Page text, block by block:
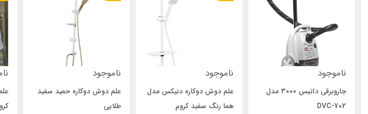
ناموجود
جاروبرقی داتیس 3000 مدل
DVC-702
ناموجود
علم دوش دوکاره دنیکس مدل
هما رنگ سفید کروم
ناموجود
علم دوش دوکاره حمید سفید
طلایی